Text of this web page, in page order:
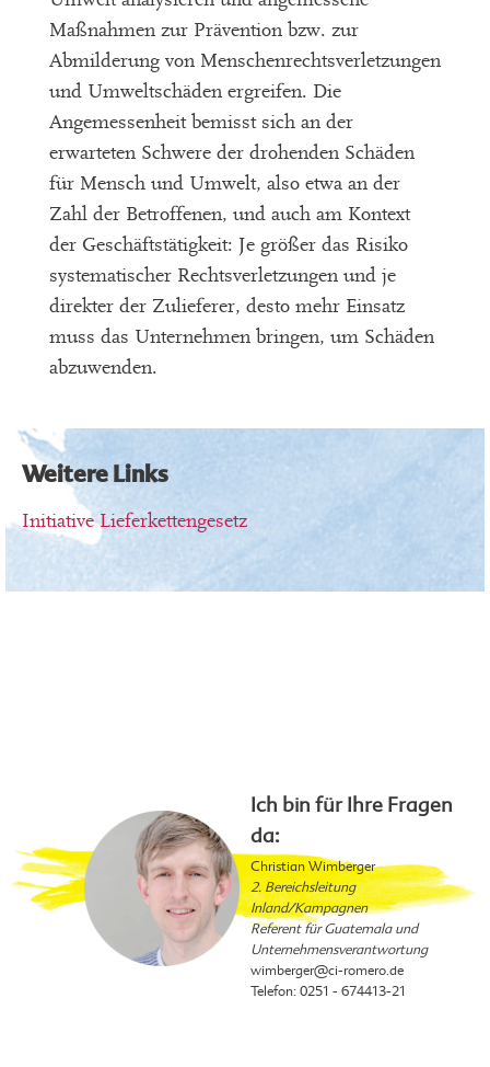
Maßnahmen zur Prävention bzw. zur
Abmilderung von Menschenrechtsverletzungen
und Umweltschäden ergreifen. Die
Angemessenheit bemisst sich an der
erwarteten Schwere der drohenden Schäden
für Mensch und Umwelt, also etwa an der
Zahl der Betroffenen, und auch am Kontext
der Geschäftstätigkeit: Je größer das Risiko
systematischer Rechtsverletzungen und je
direkter der Zulieferer, desto mehr Einsatz
muss das Unternehmen bringen, um Schäden
abzuwenden.
Weitere Links
Initiative Lieferkettengesetz
Ich bin für Ihre Fragen
da:
Christian Wimberger
2. Bereichsleitung
Inland/Kampagnen
Referent für Guatemala und
Unternehmensverantwortung
wimberger@ci-romero.de
Telefon: 0251 - 674413-21